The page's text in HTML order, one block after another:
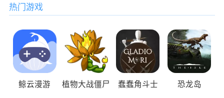
热门游戏
鲸云漫游 植物大战僵尸 蠢蠢角斗士 恐龙岛